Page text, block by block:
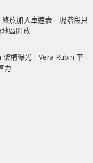
於加入車速表 現階段只
區開放
架構曝光 Vera Rubin 平
力